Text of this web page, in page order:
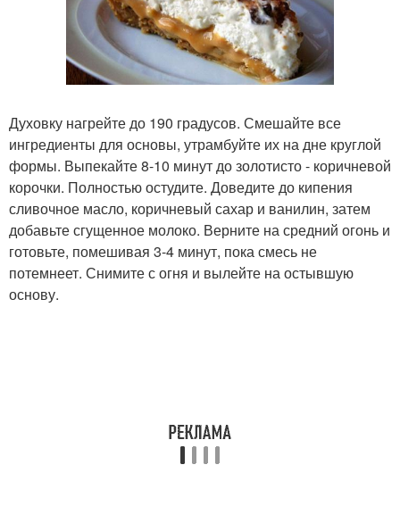
Духовку нагрейте до 190 градусов. Смешайте все
ингредиенты для основы, утрамбуйте их на дне круглой
формы. Выпекайте 8-10 минут до золотисто - коричневой
корочки. Полностью остудите. Доведите до кипения
сливочное масло, коричневый сахар и ванилин, затем
добавьте сгущенное молоко. Верните на средний огонь и
готовьте, помешивая 3-4 минут, пока смесь не
потемнеет. Снимите с огня и вылейте на остывшую
основу.